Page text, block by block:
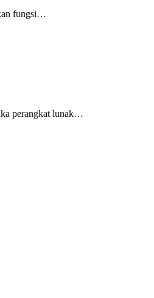
fungsi…
perangkat lunak…